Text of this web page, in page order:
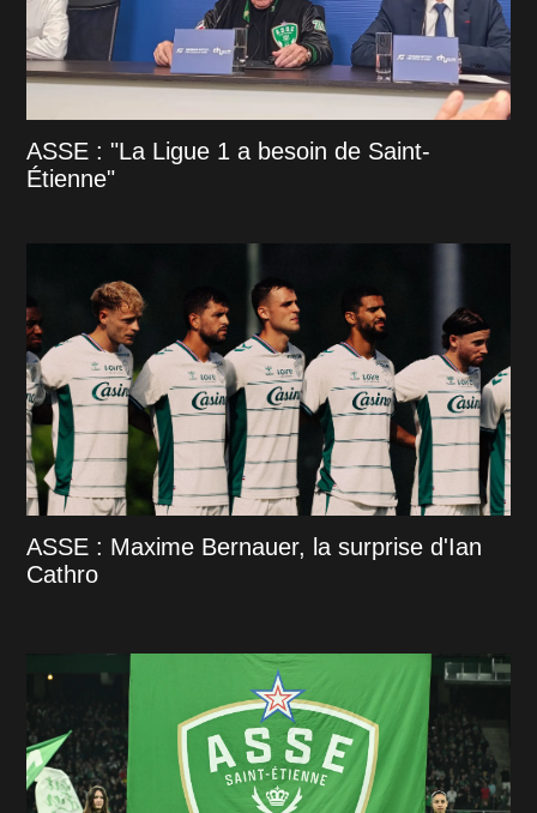
ASSE : "La Ligue 1 a besoin de Saint-
Étienne"
ASSE : Maxime Bernauer, la surprise d'Ian
Cathro